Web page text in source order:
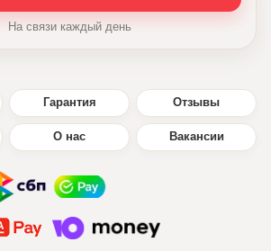
На связи каждый день
Гарантия Отзывы
О нас Вакансии